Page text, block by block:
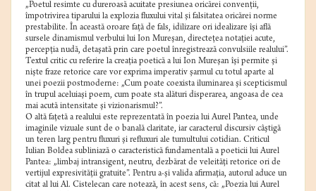
„Poetul resimte cu dureroasă acuitate presiunea oricărei convenţii,
împotrivirea tiparului la explozia fluxului vital şi falsitatea oricărei norme
prestabilite. În această oroare faţă de fals, idilizare ori idealizare îşi află
sursele dinamismul verbului lui Ion Mureşan, directeţea notaţiei acute,
percepţia nudă, detaşată prin care poetul înregistrează convulsiile realului”.
Textul critic cu referire la creaţia poetică a lui Ion Mureşan îşi permite şi
nişte fraze retorice care vor exprima imperativ şarmul cu totul aparte al
unei poezii postmoderne: „Cum poate coexista iluminarea şi scepticismul
în trupul aceluiaşi poem, cum poate sta alături disperarea, angoasa de cea
mai acută intensitate şi vizionarismul?”.
O altă faţetă a realului este reprezentată în poezia lui Aurel Pantea, unde
imaginile vizuale sunt de o banală claritate, iar caracterul discursiv câştigă
un teren larg pentru fluxuri şi refluxuri ale tumultului cotidian. Criticul
Iulian Boldea subliniază o caracteristică fundamentală a poeticii lui Aurel
Pantea: „limbaj intransigent, neutru, dezbărat de veleităţi retorice ori de
vertijul expresivităţii gratuite”. Pentru a-şi valida afirmaţia, autorul aduce un
citat al lui Al. Cistelecan care notează, în acest sens, că: „Poezia lui Aurel